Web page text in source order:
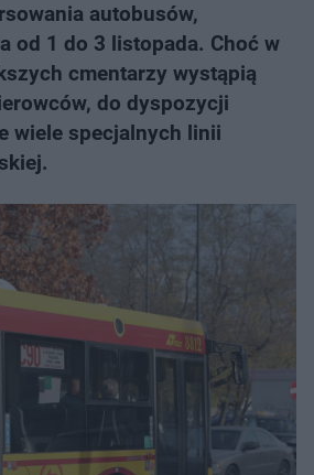
autobusów,
od 1 do 3 listopada. Choć w
cmentarzy wystąpią
do dyspozycji
wiele specjalnych linii